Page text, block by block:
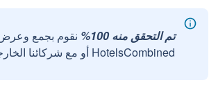
تم التحقق منه 100%
نقوم بجمع وعرض
HotelsCombined أو مع شركائنا الخارجيين الموثوقين.